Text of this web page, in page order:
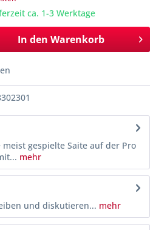
ca. 1-3 Werktage
In den Warenkorb
gespielte Saite auf der Pro
mehr
und diskutieren... mehr